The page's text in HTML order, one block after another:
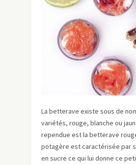
La betterave existe sous de
variétés, rouge, blanche ou
rependue est la betterave
potagère est caractérisée par
en sucre ce qui lui donne ce